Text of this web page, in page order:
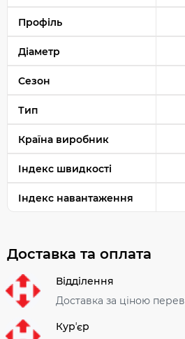
Профіль
Діаметр
Сезон
Тип
Країна виробник
Індекс швидкості
Індекс навантаження
Доставка та оплата
Відділення
Доставка за ціною
Курʼєр